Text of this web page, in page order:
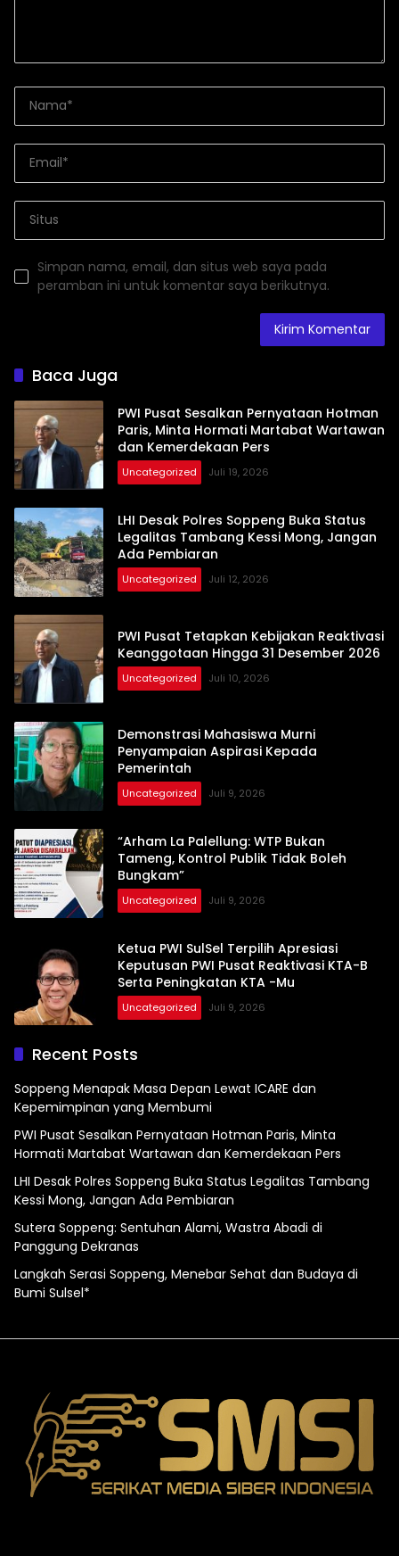
Simpan nama, email, dan situs web saya pada
peramban ini untuk komentar saya berikutnya.
Baca Juga
PWI Pusat Sesalkan Pernyataan Hotman
Paris, Minta Hormati Martabat Wartawan
dan Kemerdekaan Pers
Uncategorized Juli 19, 2026
LHI Desak Polres Soppeng Buka Status
Legalitas Tambang Kessi Mong, Jangan
Ada Pembiaran
Uncategorized Juli 12, 2026
PWI Pusat Tetapkan Kebijakan Reaktivasi
Keanggotaan Hingga 31 Desember 2026
Uncategorized Juli 10, 2026
Demonstrasi Mahasiswa Murni
Penyampaian Aspirasi Kepada
Pemerintah
Uncategorized Juli 9, 2026
“Arham La Palellung: WTP Bukan
Tameng, Kontrol Publik Tidak Boleh
Bungkam”
Uncategorized Juli 9, 2026
Ketua PWI SulSel Terpilih Apresiasi
Keputusan PWI Pusat Reaktivasi KTA-B
Serta Peningkatan KTA -Mu
Uncategorized Juli 9, 2026
Recent Posts
Soppeng Menapak Masa Depan Lewat ICARE dan
Kepemimpinan yang Membumi
PWI Pusat Sesalkan Pernyataan Hotman Paris, Minta
Hormati Martabat Wartawan dan Kemerdekaan Pers
LHI Desak Polres Soppeng Buka Status Legalitas Tambang
Kessi Mong, Jangan Ada Pembiaran
Sutera Soppeng: Sentuhan Alami, Wastra Abadi di
Panggung Dekranas
Langkah Serasi Soppeng, Menebar Sehat dan Budaya di
Bumi Sulsel*